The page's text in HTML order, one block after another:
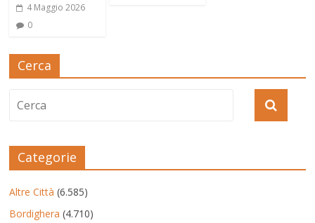
4 Maggio 2026
0
Cerca
Categorie
Altre Città (6.585)
Bordighera (4.710)